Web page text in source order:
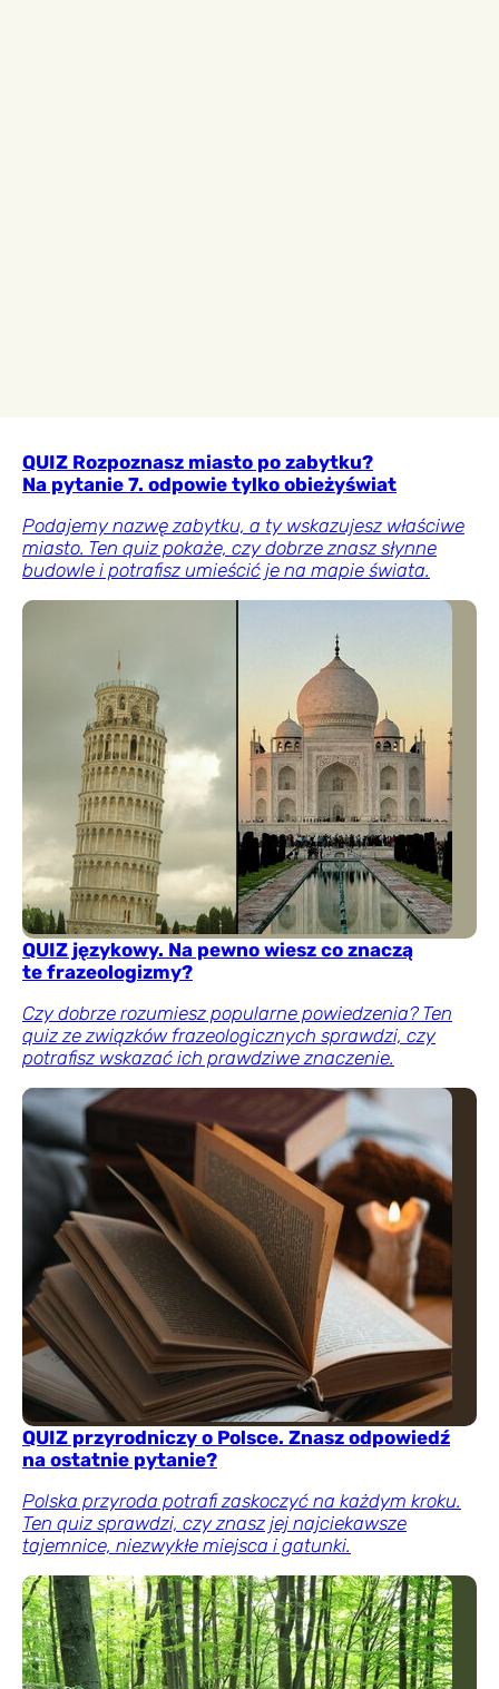
QUIZ Rozpoznasz miasto po zabytku?
Na pytanie 7. odpowie tylko obieżyświat
Podajemy nazwę zabytku, a ty wskazujesz właściwe
miasto. Ten quiz pokaże, czy dobrze znasz słynne
budowle i potrafisz umieścić je na mapie świata.
QUIZ językowy. Na pewno wiesz co znaczą
te frazeologizmy?
Czy dobrze rozumiesz popularne powiedzenia? Ten
quiz ze związków frazeologicznych sprawdzi, czy
potrafisz wskazać ich prawdziwe znaczenie.
QUIZ przyrodniczy o Polsce. Znasz odpowiedź
na ostatnie pytanie?
Polska przyroda potrafi zaskoczyć na każdym kroku.
Ten quiz sprawdzi, czy znasz jej najciekawsze
tajemnice, niezwykłe miejsca i gatunki.